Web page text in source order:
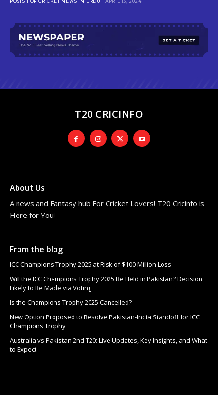
T20 CRICINFO
About Us
A news and Fantasy hub For Cricket Lovers! T20 Cricinfo is
Here for You!
From the blog
ICC Champions Trophy 2025 at Risk of $100 Million Loss
Will the ICC Champions Trophy 2025 Be Held in Pakistan? Decision
Likely to Be Made via Voting
Is the Champions Trophy 2025 Cancelled?
New Option Proposed to Resolve Pakistan-India Standoff for ICC
Champions Trophy
Australia vs Pakistan 2nd T20: Live Updates, Key Insights, and What
to Expect